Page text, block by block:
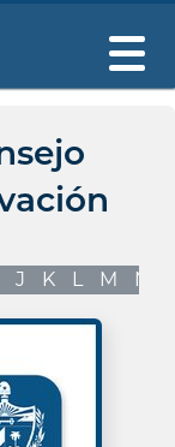
J K L M N